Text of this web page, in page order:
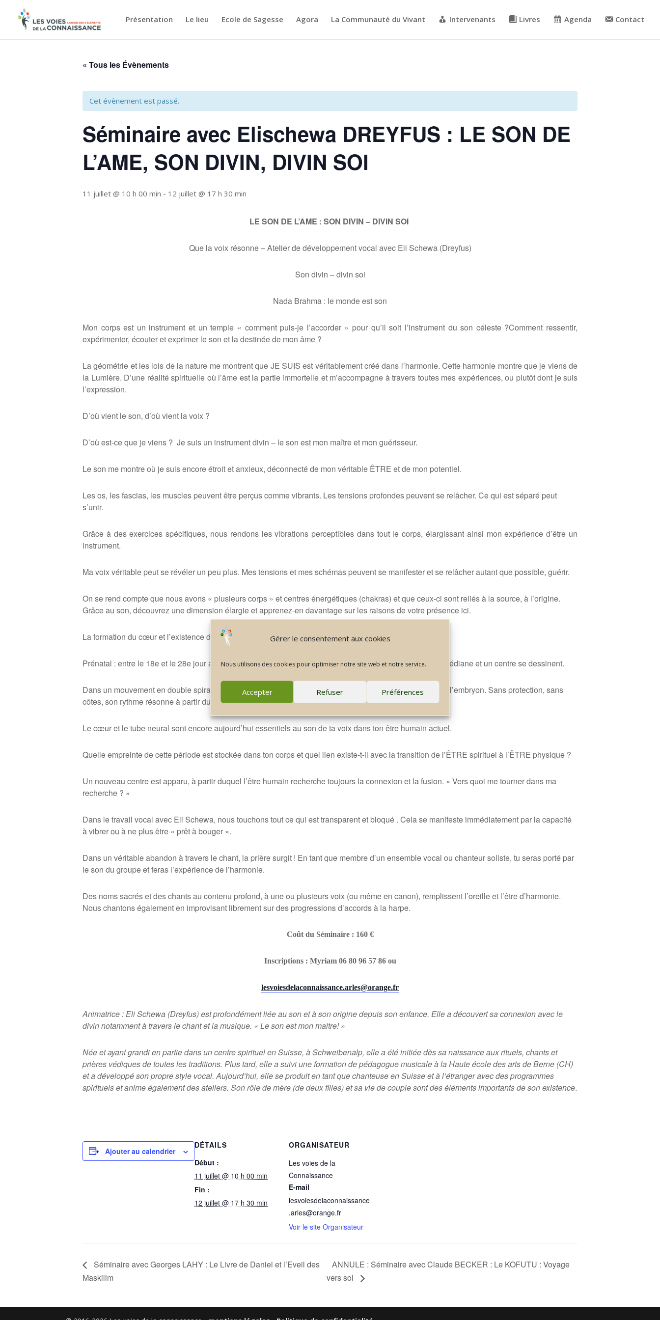
Gérer le consentement aux cookies
Nous utilisons des cookies pour optimiser notre site web et notre service.
Accepter Refuser Préférences
Présentation Le lieu Ecole de Sagesse Agora La Communauté du Vivant Intervenants Livres Agenda Contact
« Tous les Évènements
Cet évènement est passé.
Séminaire avec Elischewa DREYFUS : LE SON DE
L’AME, SON DIVIN, DIVIN SOI
11 juillet @ 10 h 00 min - 12 juillet @ 17 h 30 min
LE SON DE L’AME : SON DIVIN – DIVIN SOI
Que la voix résonne – Atelier de développement vocal avec Eli Schewa (Dreyfus)
Son divin – divin soi
Nada Brahma : le monde est son
Mon corps est un instrument et un temple « comment puis-je l’accorder » pour qu’il soit l’instrument du son céleste ?Comment ressentir,
expérimenter, écouter et exprimer le son et la destinée de mon âme ?
La géométrie et les lois de la nature me montrent que JE SUIS est véritablement créé dans l’harmonie. Cette harmonie montre que je viens de
la Lumière. D’une réalité spirituelle où l’âme est la partie immortelle et m’accompagne àtravers toutes mes expériences, ou plutôt dont je suis
l’expression.
D’où vient le son, d’où vient la voix ?
D’où est-ce que je viens ? Je suis un instrument divin – le son est mon maîtreet mon guérisseur.
Le son me montre où je suis encore étroit et anxieux, déconnecté de mon véritable ÊTRE et de mon potentiel.
Les os, les fascias, les muscles peuventêtre perçus comme vibrants. Les tensions profondes peuvent se relâcher. Ce qui est séparé peut
s’unir.
Grâce à des exercices spécifiques, nous rendons les vibrations perceptibles dans tout le corps, élargissant ainsi mon expérience d’être un
instrument.
Ma voix véritable peut se révéler un peu plus. Mes tensions et mes schémas peuvent se manifester et se relâcher autant que possible, guérir.
On se rend compte que nous avons « plusieurs corps » et centres énergétiques (chakras) et que ceux-ci sont reliés à la source, à l’origine.
Grâce au son, découvrez une dimension élargie et apprenez-en davantage sur les raisons de votre présence ici.
La formation du cœur et l’existence dans le monde avec votre voix :
Prénatal : entre le 18e et le 28e jour apr ès la conception, le cœur et le tube neural se forment. Une ligne médiane et un centre se dessinent.
Dans un mouvement en double spirale, le premier organe, le cœur, se déplace de la t
te vers le centre de l’embryon. Sans protection, sans
côtes, son rythme résonneà partir du 28e jour dans « ta poitrine».
Le cœur et le tube neural sont encore aujourd’hui essentiels au son de ta voix dans ton être humain actuel.
Quelle empreinte de cette période est stockée dans ton corps et quel lien existe-t-il avec la transition de l’ÊTRE spirituel à l’ÊTRE physique ?
Un nouveau centre est apparu, à partir duquel l’être humain recherche toujours la connexion et la fusion. « Vers quoi me tourner dans ma
recherche ? »
Dans le travail vocal avec Eli Schewa, nous touchons tout ce qui esttransparentet bloqué . Cela se manifeste immédiatement par la capacité
à vibrer ou à ne plusêtre « prêt à bouger ».
Dans un véritable abandon àtravers le chant, la prière surgit ! En tant que membre d’un ensemble vocal ou chanteur soliste, tu seras porté par
le son du groupe et feras l’expérience de l’harmonie.
Des noms sacrés et des chants au contenu profond, à une ou plusieurs voix (ou même en canon), remplissent l’oreille et l’être d’harmonie.
Nous chantons également en improvisant librement sur des progressions d’accordsà la harpe.
Coût du Séminaire : 160 €
Inscriptions : Myriam 06 80 96 57 86 ou
lesvoiesdelaconnaissance.arles@orange.fr
Animatrice : Eli Schewa (Dreyfus) est profondément liée au son etàson origine depuis son enfance. Elle a découvert sa connexion avec le
divin notammentàtravers le chant et la musique. « Le son est monmaitre!»
Née et ayant grandi en partie dans un centre spirituel en Suisse, àSchweibenalp, elle aétéinitiée dès sa naissance aux rituels, chants et
prières védiques de toutes les traditions. Plus tard, elle a suivi une formation de pédagogue musicaleàla Hauteécole des arts de Berne (CH)
et a développé son propre style vocal. Aujourd’hui, elle se produit en tant que chanteuse en Suisse etàl’étranger avec des programmes
spirituels et anime également des ateliers. Son rôle de mère (de deux filles) et sa vie de couple sont des éléments importants de son existence.
Ajouter au calendrier
DÉTAILS
Début :
11 juillet @ 10 h 00 min
Fin :
12 juillet @ 17 h 30 min
ORGANISATEUR
Les voies de la
Connaissance
E-mail
lesvoiesdelaconnaissance
.arles@orange.fr
Voir le site Organisateur
Séminaire avec Georges LAHY : Le Livre de Daniel et l’Eveil des
Maskilim
ANNULE : Séminaire avec Claude BECKER : Le KOFUTU : Voyage
vers soi